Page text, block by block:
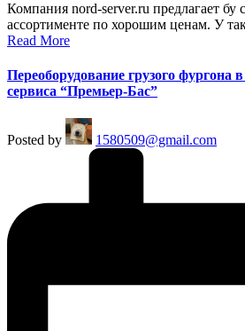
Компания nord-server.ru предлагает бу
ассортименте по хорошим ценам. У
Read More
Переоборудование грузого фургона
сервиса “Премьер-Бас”
Posted by 1580509@gmail.com